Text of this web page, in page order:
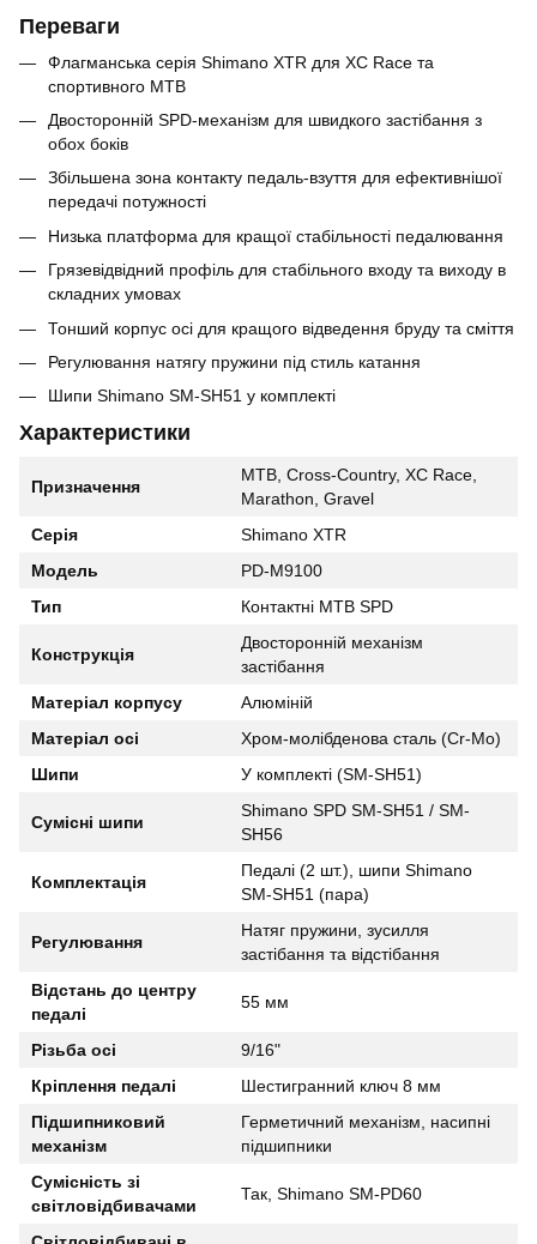
Переваги
Флагманська серія Shimano XTR для XC Race та
спортивного MTB
Двосторонній SPD-механізм для швидкого застібання з
обох боків
Збільшена зона контакту педаль-взуття для ефективнішої
передачі потужності
Низька платформа для кращої стабільності педалювання
Грязевідвідний профіль для стабільного входу та виходу в
складних умовах
Тонший корпус осі для кращого відведення бруду та сміття
Регулювання натягу пружини під стиль катання
Шипи Shimano SM-SH51 у комплекті
Характеристики
Призначення
MTB, Cross-Country, XC Race,
Marathon, Gravel
Серія
Shimano XTR
Модель
PD-M9100
Тип
Контактні MTB SPD
Конструкція
Двосторонній механізм
застібання
Матеріал корпусу
Алюміній
Матеріал осі
Хром-молібденова сталь (Cr-Mo)
Шипи
У комплекті (SM-SH51)
Сумісні шипи
Shimano SPD SM-SH51 / SM-
SH56
Комплектація
Педалі (2 шт.), шипи Shimano
SM-SH51 (пара)
Регулювання
Натяг пружини, зусилля
застібання та відстібання
Відстань до центру
педалі
55 мм
Різьба осі
9/16"
Кріплення педалі
Шестигранний ключ 8 мм
Підшипниковий
механізм
Герметичний механізм, насипні
підшипники
Сумісність зі
світловідбивачами
Так, Shimano SM-PD60